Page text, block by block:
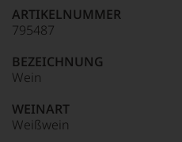
90–94 Punkte:
für
»Fine
für
die
edlen
Weine
der
Welt,
ARTIKELNUMMER
795487
BEZEICHNUNG
Wein
WEINART
Weißwein